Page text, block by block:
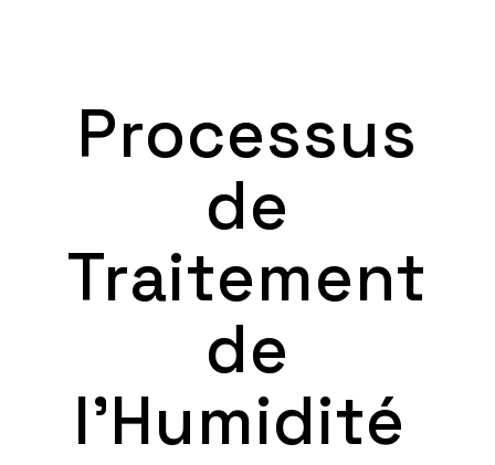
Processus
de
Traitement
de
l’Humidité